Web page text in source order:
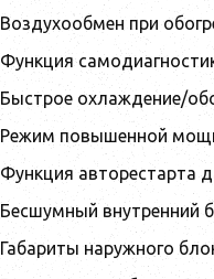
Воздухообмен при
Функция
Быстрое охлаждение/
Режим повышенной
Функция авторестарта
Бесшумный внутренний
Габариты наружного